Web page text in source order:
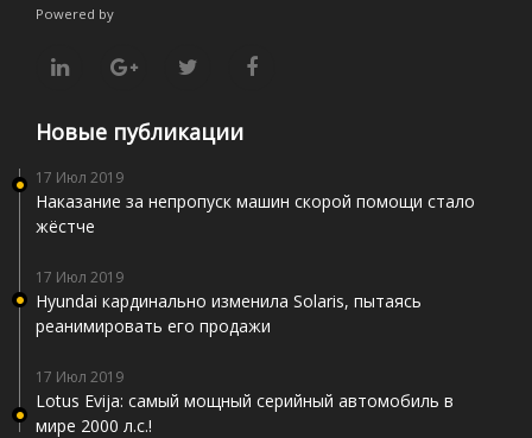
Powered by
Новые публикации
17 Июл 2019
Наказание за непропуск машин скорой помощи стало
жёстче
17 Июл 2019
Hyundai кардинально изменила Solaris, пытаясь
реанимировать его продажи
17 Июл 2019
Lotus Evija: самый мощный серийный автомобиль в
мире 2000 л.с.!